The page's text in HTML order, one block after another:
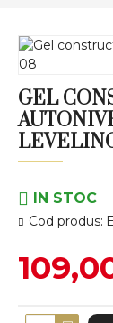
GEL
IN STOC
Cod produs: